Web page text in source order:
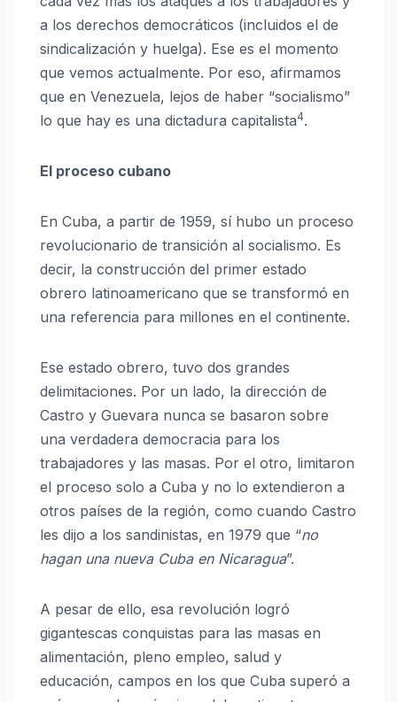
a los derechos democráticos (incluidos el de
sindicalización y huelga). Ese es el momento
que vemos actualmente. Por eso, afirmamos
que en Venezuela, lejos de haber “socialismo”
lo que hay es una dictadura capitalista4.
El proceso cubano
En Cuba, a partir de 1959, sí hubo un proceso
revolucionario de transición al socialismo. Es
decir, la construcción del primer estado
obrero latinoamericano que se transformó en
una referencia para millones en el continente.
Ese estado obrero, tuvo dos grandes
delimitaciones. Por un lado, la dirección de
Castro y Guevara nunca se basaron sobre
una verdadera democracia para los
trabajadores y las masas. Por el otro, limitaron
el proceso solo a Cuba y no lo extendieron a
otros países de la región, como cuando Castro
les dijo a los sandinistas, en 1979 que “no
hagan una nueva Cuba en Nicaragua”.
A pesar de ello, esa revolución logró
gigantescas conquistas para las masas en
alimentación, pleno empleo, salud y
educación, campos en los que Cuba superó a